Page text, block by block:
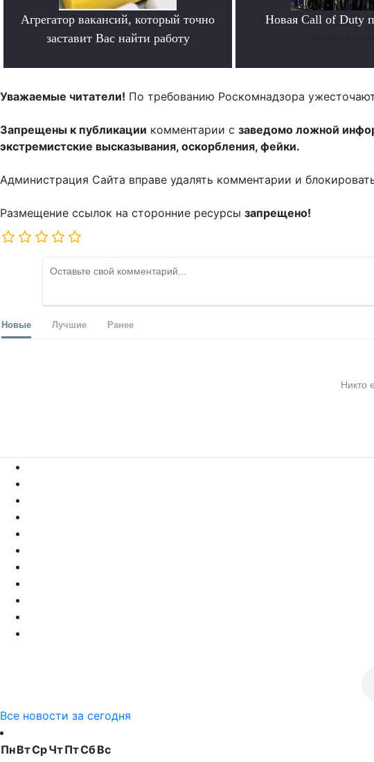
Агрегатор вакансий, который точно
заставит Вас найти работу
Новая Call of Duty
Уважаемые читатели! По требованию Роскомнадзора
Запрещены к публикации комментарии с заведомо ложной
экстремистские высказывания, оскорбления, фейки.
Администрация Сайта вправе удалять комментарии и
Размещение ссылок на сторонние ресурсы запрещено!
Новые Лучшие Ранее
Никто
Все новости за сегодня
ПнВтСрЧтПтСбВс